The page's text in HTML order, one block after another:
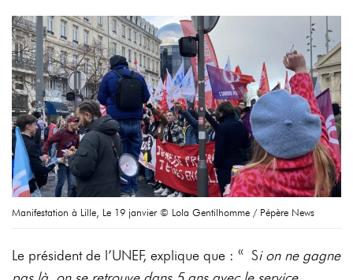
Manifestation à Lille, Le 19 janvier © Lola Gentilhomme / Pépère News
Le président de l’UNEF, explique que : « Si on ne gagne